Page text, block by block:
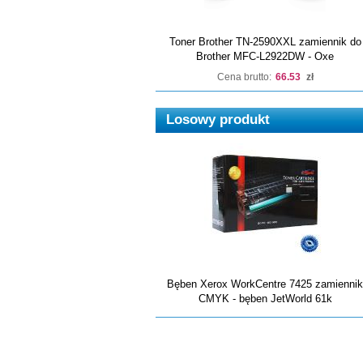
Toner Brother TN-2590XXL zamiennik do
Brother MFC-L2922DW - Oxe
Cena brutto: 66.53 zł
Losowy produkt
Bęben Xerox WorkCentre 7425 zamiennik
CMYK - bęben JetWorld 61k